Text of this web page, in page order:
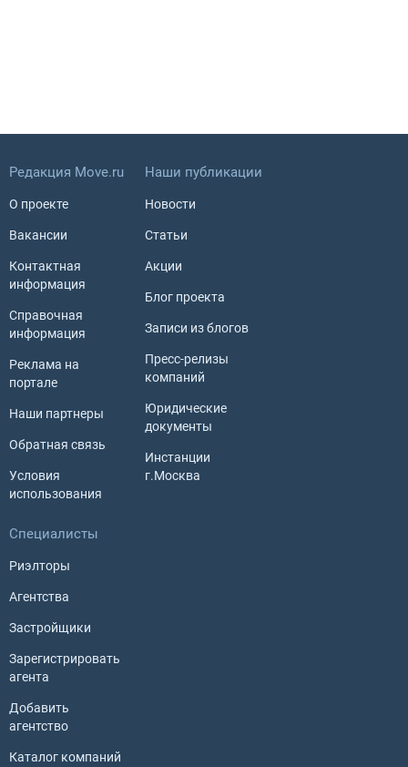
Редакция Move.ru
О проекте
Вакансии
Контактная
информация
Справочная
информация
Реклама на
портале
Наши партнеры
Обратная связь
Условия
использования
Наши публикации
Новости
Статьи
Акции
Блог проекта
Записи из блогов
Пресс-релизы
компаний
Юридические
документы
Инстанции
г.Москва
Специалисты
Риэлторы
Агентства
Застройщики
Зарегистрировать
агента
Добавить
агентство
Каталог компаний